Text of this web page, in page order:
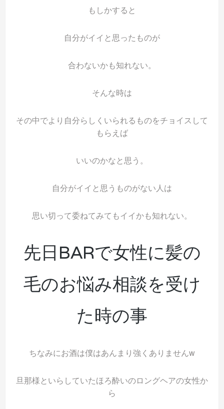
もしかすると
自分がイイと思ったものが
合わないかも知れない。
そんな時は
その中でより自分らしくいられるものをチョイスして
もらえば
いいのかなと思う。
自分がイイと思うものがない人は
思い切って委ねてみてもイイかも知れない。
先日BARで女性に髪の
毛のお悩み相談を受け
た時の事
ちなみにお酒は僕はあんまり強くありませんw
旦那様といらしていたほろ酔いのロングヘアの女性か
ら